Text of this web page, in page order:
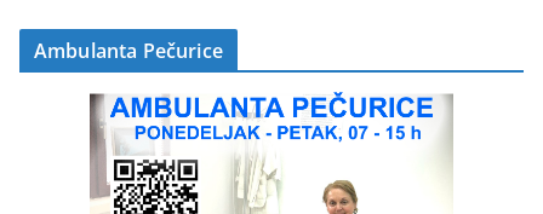
Ambulanta Pečurice